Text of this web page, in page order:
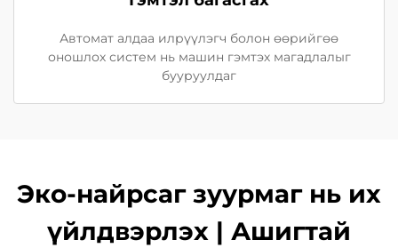
Автомат алдаа илрүүлэгч болон өөрийгөө
оношлох систем нь машин гэмтэх магадлалыг
бууруулдаг
Эко-найрсаг зуурмаг нь их
үйлдвэрлэх | Ашигтай